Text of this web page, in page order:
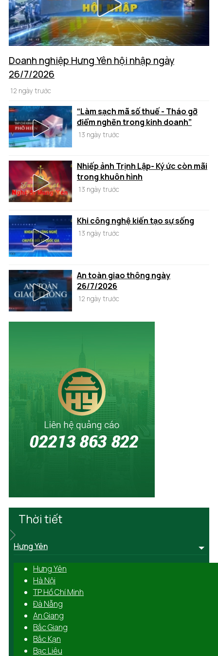
Doanh nghiệp Hưng Yên hội nhập ngày
26/7/2026
12 ngày trước
“Làm sạch mã số thuế - Tháo gỡ
điểm nghẽn trong kinh doanh”
13 ngày trước
Nhiếp ảnh Trịnh Lập- Ký ức còn mãi
trong khuôn hình
13 ngày trước
Khi công nghệ kiến tạo sự sống
13 ngày trước
An toàn giao thông ngày
26/7/2026
12 ngày trước
Thời tiết
Hưng Yên
Hưng Yên
Hà Nội
TP Hồ Chí Minh
Đà Nẵng
An Giang
Bắc Giang
Bắc Kạn
Bạc Liêu